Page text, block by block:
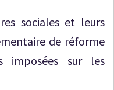
sociales et leurs
de réforme
imposées sur les